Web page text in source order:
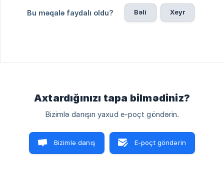
Bu məqalə faydalı oldu? Bəli Xeyr
Axtardığınızı tapa bilmədiniz?
Bizimlə danışın yaxud e-poçt göndərin.
Bizimlə danış E-poçt göndərin